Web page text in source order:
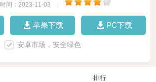
时间：2023-11-03
苹果下载 PC下载
安卓市场，安全绿色
排行